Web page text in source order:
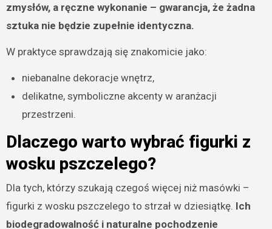
zmysłów, a ręczne wykonanie – gwarancja, że żadna
sztuka nie będzie zupełnie identyczna.
W praktyce sprawdzają się znakomicie jako:
niebanalne dekoracje wnętrz,
delikatne, symboliczne akcenty w aranżacji
przestrzeni.
Dlaczego warto wybrać figurki z
wosku pszczelego?
Dla tych, którzy szukają czegoś więcej niż masówki –
figurki z wosku pszczelego to strzał w dziesiątkę. Ich
biodegradowalność i naturalne pochodzenie